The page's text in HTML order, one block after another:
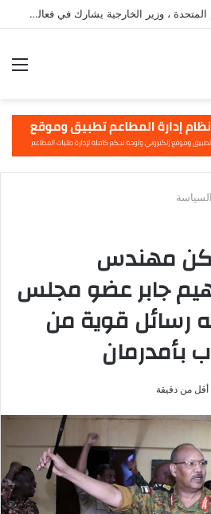
على هامش إجتماع الأمم المتحدة ، وزير الخارجية يشارك في فعالية مهمة في نيويورك
السياسة
مهندس
جابر عضو مجلس
رسائل قوية من
أقل من دقيقة